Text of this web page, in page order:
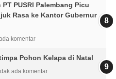
PUSRI Palembang Picu
Rasa ke Kantor Gubernur
komentar
Pohon Kelapa di Natal
ada komentar